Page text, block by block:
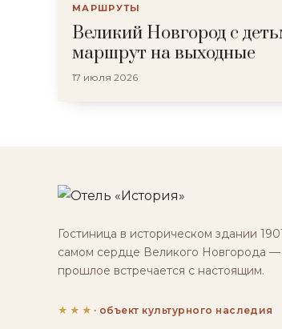
МАРШРУТЫ
Великий Новгород с
маршрут на выходные
17 июля 2026
Гостиница в историческом здании
самом сердце Великого Новгорода —
прошлое встречается с настоящим.
★★★ · объект культурного наследия